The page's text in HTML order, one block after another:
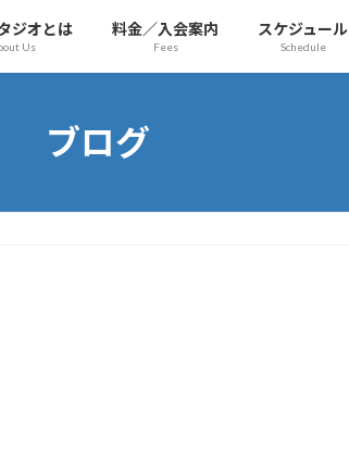
ジオとは
Us
料金／入会案内
Fees
スケジュール
Schedule
ブログ